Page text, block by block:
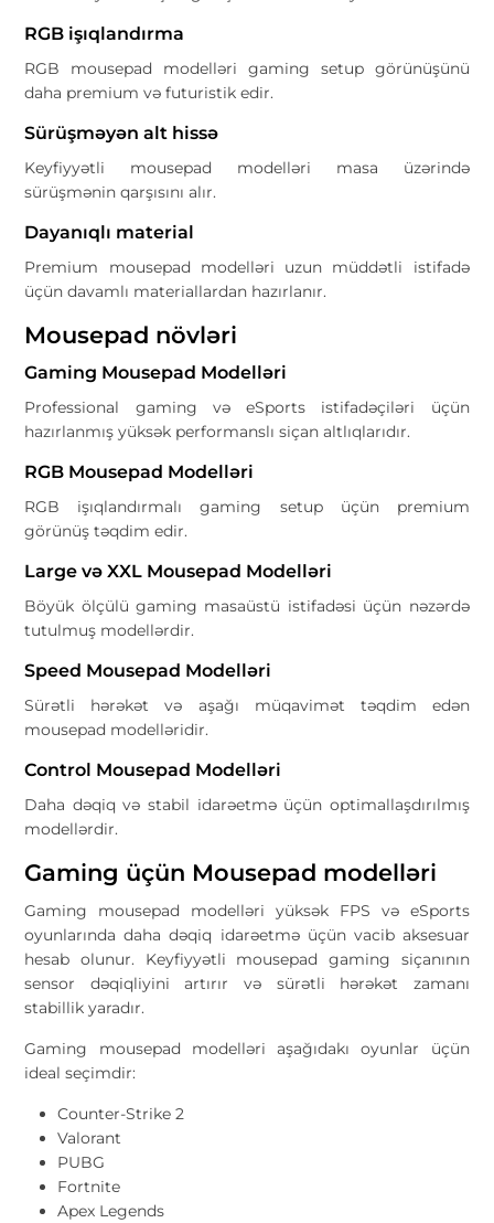
RGB işıqlandırma
RGB mousepad modelləri gaming setup görünüşünü
daha premium və futuristik edir.
Sürüşməyən alt hissə
Keyfiyyətli mousepad modelləri masa üzərində
sürüşmənin qarşısını alır.
Dayanıqlı material
Premium mousepad modelləri uzun müddətli istifadə
üçün davamlı materiallardan hazırlanır.
Mousepad növləri
Gaming Mousepad Modelləri
Professional gaming və eSports istifadəçiləri üçün
hazırlanmış yüksək performanslı siçan altlıqlarıdır.
RGB Mousepad Modelləri
RGB işıqlandırmalı gaming setup üçün premium
görünüş təqdim edir.
Large və XXL Mousepad Modelləri
Böyük ölçülü gaming masaüstü istifadəsi üçün nəzərdə
tutulmuş modellərdir.
Speed Mousepad Modelləri
Sürətli hərəkət və aşağı müqavimət təqdim edən
mousepad modelləridir.
Control Mousepad Modelləri
Daha dəqiq və stabil idarəetmə üçün optimallaşdırılmış
modellərdir.
Gaming üçün Mousepad modelləri
Gaming mousepad modelləri yüksək FPS və eSports
oyunlarında daha dəqiq idarəetmə üçün vacib aksesuar
hesab olunur. Keyfiyyətli mousepad gaming siçanının
sensor dəqiqliyini artırır və sürətli hərəkət zamanı
stabillik yaradır.
Gaming mousepad modelləri aşağıdakı oyunlar üçün
ideal seçimdir:
Counter-Strike 2
Valorant
PUBG
Fortnite
Apex Legends